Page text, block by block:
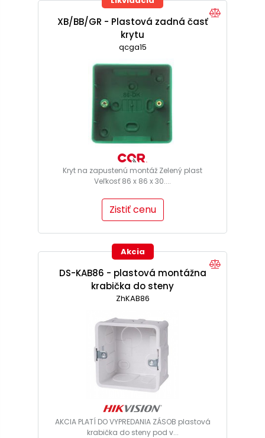
XB/BB/GR - Plastová zadná časť
krytu
qcga15
Kryt na zapustenú montáž Zelený plast
Veľkosť 86 x 86 x 30....
Zistiť cenu
Akcia
DS-KAB86 - plastová montážna
krabička do steny
ZhKAB86
AKCIA PLATÍ DO VYPREDANIA ZÁSOB plastová
krabička do steny pod v...